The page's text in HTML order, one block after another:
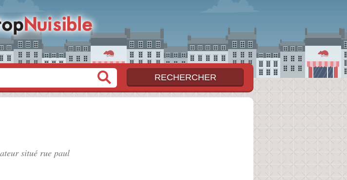
situé rue paul